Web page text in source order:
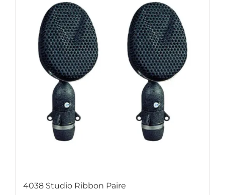
4038 Studio Ribbon Paire